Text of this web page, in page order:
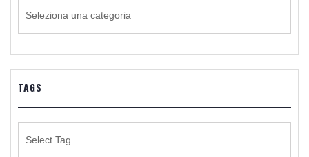
NOTIZIE
TAGS